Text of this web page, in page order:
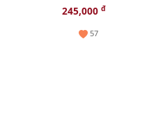
mềm mượt, bồng bềnh -
245,000 đ
57